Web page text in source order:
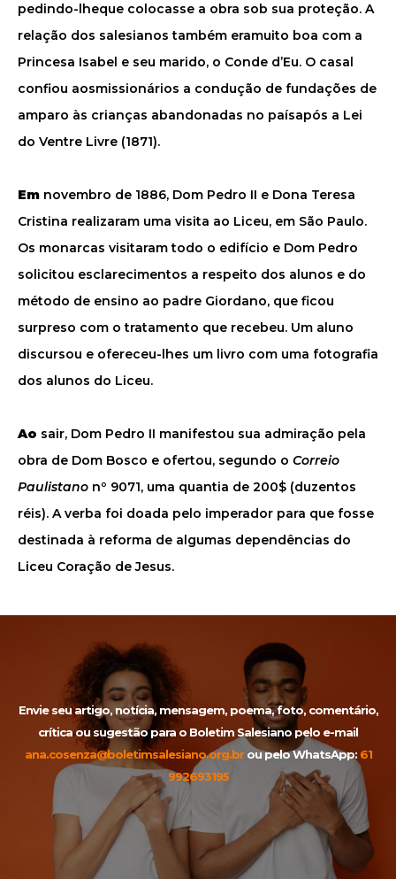
pedindo-lheque colocasse a obra sob sua proteção. A
relação dos salesianos também eramuito boa com a
Princesa Isabel e seu marido, o Conde d’Eu. O casal
confiou aosmissionários a condução de fundações de
amparo às crianças abandonadas no paísapós a Lei
do Ventre Livre (1871).
Em novembro de 1886, Dom Pedro II e Dona Teresa
Cristina realizaram uma visita ao Liceu, em São Paulo.
Os monarcas visitaram todo o edifício e Dom Pedro
solicitou esclarecimentos a respeito dos alunos e do
método de ensino ao padre Giordano, que ficou
surpreso com o tratamento que recebeu. Um aluno
discursou e ofereceu-lhes um livro com uma fotografia
dos alunos do Liceu.
Ao sair, Dom Pedro II manifestou sua admiração pela
obra de Dom Bosco e ofertou, segundo o Correio
Paulistano nº 9071, uma quantia de 200$ (duzentos
réis). A verba foi doada pelo imperador para que fosse
destinada à reforma de algumas dependências do
Liceu Coração de Jesus.
Envie seu artigo, notícia, mensagem, poema, foto, comentário,
crítica ou sugestão para o Boletim Salesiano pelo e-mail
ana.cosenza@boletimsalesiano.org.brou pelo WhatsApp: 61
992693195